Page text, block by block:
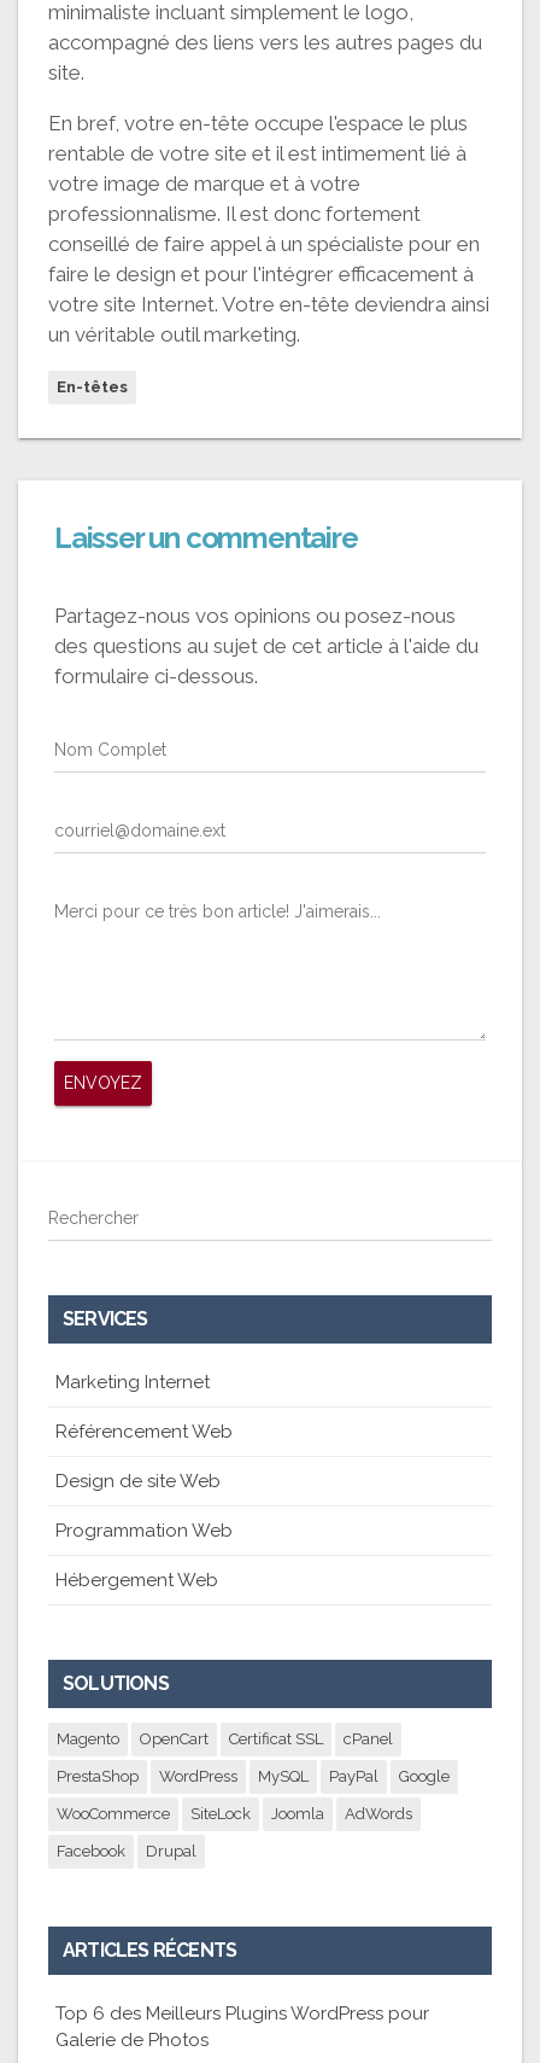
minimaliste incluant simplement le logo,
accompagné des liens vers les autres pages du
site.
En bref, votre en-tête occupe l'espace le plus
rentable de votre site et il est intimement lié à
votre image de marque et à votre
professionnalisme. Il est donc fortement
conseillé de faire appel à un spécialiste pour en
faire le design et pour l'intégrer efficacement à
votre site Internet. Votre en-tête deviendra ainsi
un véritable outil marketing.
En-têtes
Laisser un commentaire
Partagez-nous vos opinions ou posez-nous
des questions au sujet de cet article à l'aide du
formulaire ci-dessous.
Nom Complet
courriel@domaine.ext
Merci pour ce très bon article! J'aimerais...
Rechercher
SERVICES
Marketing Internet
Référencement Web
Design de site Web
Programmation Web
Hébergement Web
SOLUTIONS
Magento OpenCart Certificat SSL cPanel
PrestaShop WordPress MySQL PayPal Google
WooCommerce SiteLock Joomla AdWords
Facebook Drupal
ARTICLES RÉCENTS
Top 6 des Meilleurs Plugins WordPress pour
Galerie de Photos